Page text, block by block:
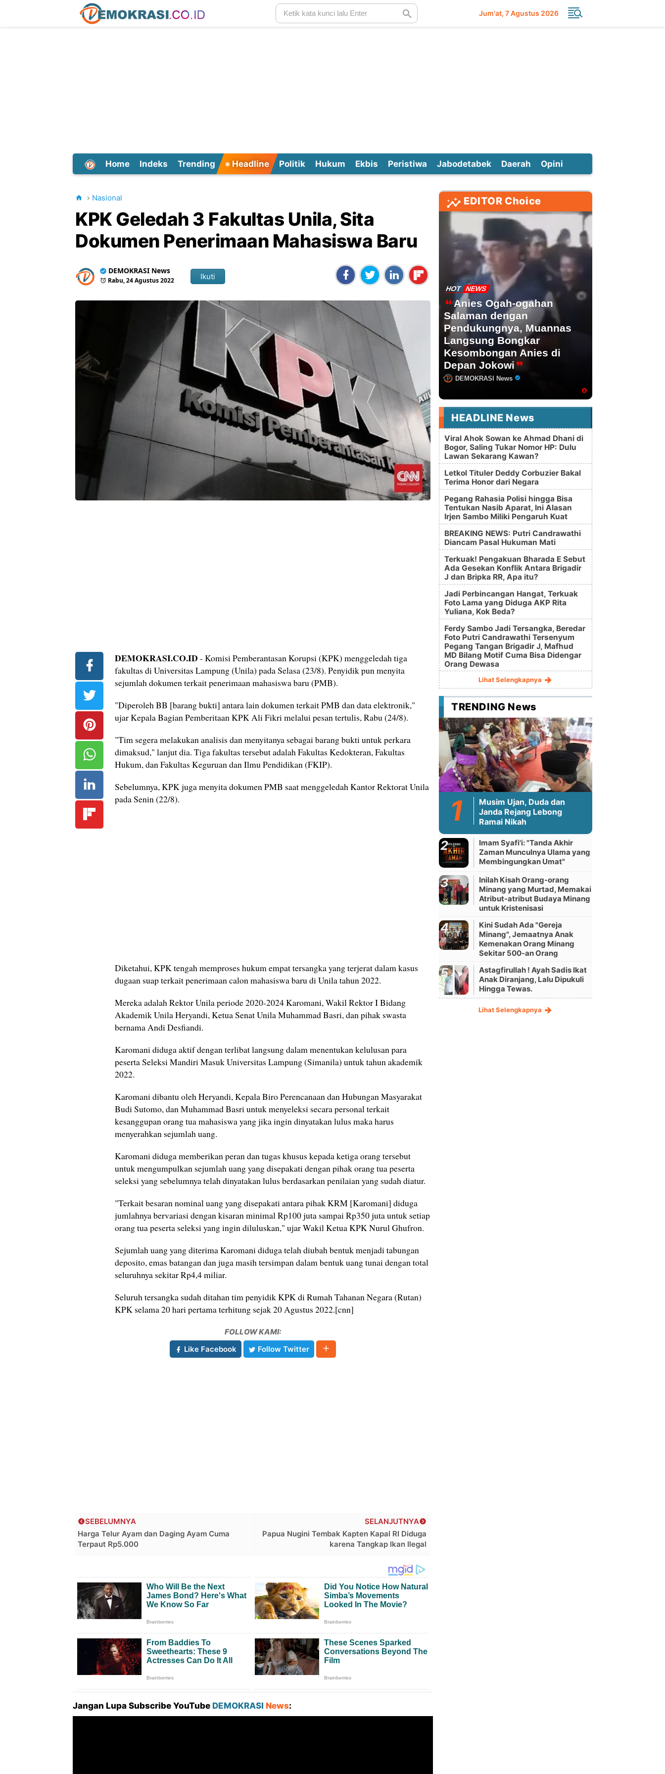
Jum'at 7 Agustus 2026
Home Indeks Trending Headline Politik Hukum Ekbis Peristiwa Jabodetabek Daerah Opini
Nasional
KPK Geledah 3 Fakultas Unila, Sita
Dokumen Penerimaan Mahasiswa Baru
DEMOKRASI News
Rabu, 24 Agustus 2022 Ikuti
DEMOKRASI.CO.ID - Komisi Pemberantasan Korupsi (KPK) menggeledah tiga
fakultas di Universitas Lampung (Unila) pada Selasa (23/8). Penyidik pun menyita
sejumlah dokumen terkait penerimaan mahasiswa baru (PMB).
"Diperoleh BB [barang bukti] antara lain dokumen terkait PMB dan data elektronik,"
ujar Kepala Bagian Pemberitaan KPK Ali Fikri melalui pesan tertulis, Rabu (24/8).
"Tim segera melakukan analisis dan menyitanya sebagai barang bukti untuk perkara
dimaksud," lanjut dia. Tiga fakultas tersebut adalah Fakultas Kedokteran, Fakultas
Hukum, dan Fakultas Keguruan dan Ilmu Pendidikan (FKIP).
Sebelumnya, KPK juga menyita dokumen PMB saat menggeledah Kantor Rektorat Unila
pada Senin (22/8).
Diketahui, KPK tengah memproses hukum empat tersangka yang terjerat dalam kasus
dugaan suap terkait penerimaan calon mahasiswa baru di Unila tahun 2022.
Mereka adalah Rektor Unila periode 2020-2024 Karomani, Wakil Rektor I Bidang
Akademik Unila Heryandi, Ketua Senat Unila Muhammad Basri, dan pihak swasta
bernama Andi Desfiandi.
Karomani diduga aktif dengan terlibat langsung dalam menentukan kelulusan para
peserta Seleksi Mandiri Masuk Universitas Lampung (Simanila) untuk tahun akademik
2022.
Karomani dibantu oleh Heryandi, Kepala Biro Perencanaan dan Hubungan Masyarakat
Budi Sutomo, dan Muhammad Basri untuk menyeleksi secara personal terkait
kesanggupan orang tua mahasiswa yang jika ingin dinyatakan lulus maka harus
menyerahkan sejumlah uang.
Karomani diduga memberikan peran dan tugas khusus kepada ketiga orang tersebut
untuk mengumpulkan sejumlah uang yang disepakati dengan pihak orang tua peserta
seleksi yang sebelumnya telah dinyatakan lulus berdasarkan penilaian yang sudah diatur.
"Terkait besaran nominal uang yang disepakati antara pihak KRM [Karomani] diduga
jumlahnya bervariasi dengan kisaran minimal Rp100 juta sampai Rp350 juta untuk setiap
orang tua peserta seleksi yang ingin diluluskan," ujar Wakil Ketua KPK Nurul Ghufron.
Sejumlah uang yang diterima Karomani diduga telah diubah bentuk menjadi tabungan
deposito, emas batangan dan juga masih tersimpan dalam bentuk uang tunai dengan total
seluruhnya sekitar Rp4,4 miliar.
Seluruh tersangka sudah ditahan tim penyidik KPK di Rumah Tahanan Negara (Rutan)
KPK selama 20 hari pertama terhitung sejak 20 Agustus 2022.[cnn]
FOLLOW KAMI:
Like Facebook
Follow Twitter
SELANJUTNYA
Papua Nugini Tembak Kapten Kapal RI Diduga
karena Tangkap Ikan Ilegal
SEBELUMNYA
Harga Telur Ayam dan Daging Ayam Cuma
Terpaut Rp5.000
Jangan Lupa Subscribe YouTube DEMOKRASI News:
EDITOR Choice
HOT NEWS
Anies Ogah-ogahan
Salaman dengan
Pendukungnya, Muannas
Langsung Bongkar
Kesombongan Anies di
Depan Jokowi
DEMOKRASI News
HEADLINE News
Viral Ahok Sowan ke Ahmad Dhani di
Bogor, Saling Tukar Nomor HP: Dulu
Lawan Sekarang Kawan?
Letkol Tituler Deddy Corbuzier Bakal
Terima Honor dari Negara
Pegang Rahasia Polisi hingga Bisa
Tentukan Nasib Aparat, Ini Alasan
Irjen Sambo Miliki Pengaruh Kuat
BREAKING NEWS: Putri Candrawathi
Diancam Pasal Hukuman Mati
Terkuak! Pengakuan Bharada E Sebut
Ada Gesekan Konflik Antara Brigadir
J dan Bripka RR, Apa itu?
Jadi Perbincangan Hangat, Terkuak
Foto Lama yang Diduga AKP Rita
Yuliana, Kok Beda?
Ferdy Sambo Jadi Tersangka, Beredar
Foto Putri Candrawathi Tersenyum
Pegang Tangan Brigadir J, Mafhud
MD Bilang Motif Cuma Bisa Didengar
Orang Dewasa
Lihat Selengkapnya
TRENDING News
Musim Ujan, Duda dan
Janda Rejang Lebong
Ramai Nikah
Imam Syafi'i: "Tanda Akhir
Zaman Munculnya Ulama yang
Membingungkan Umat"
Inilah Kisah Orang-orang
Minang yang Murtad, Memakai
Atribut-atribut Budaya Minang
untuk Kristenisasi
Kini Sudah Ada "Gereja
Minang", Jemaatnya Anak
Kemenakan Orang Minang
Sekitar 500-an Orang
Astagfirullah ! Ayah Sadis Ikat
Anak Diranjang, Lalu Dipukuli
Hingga Tewas.
Lihat Selengkapnya